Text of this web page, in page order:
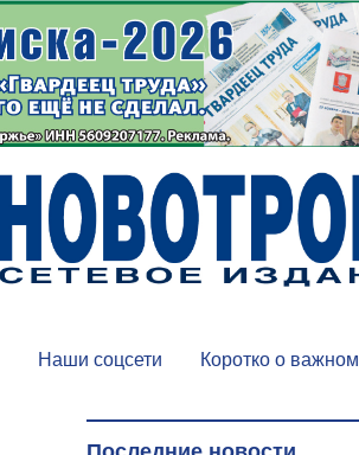
Наши соцсети Коротко о важном